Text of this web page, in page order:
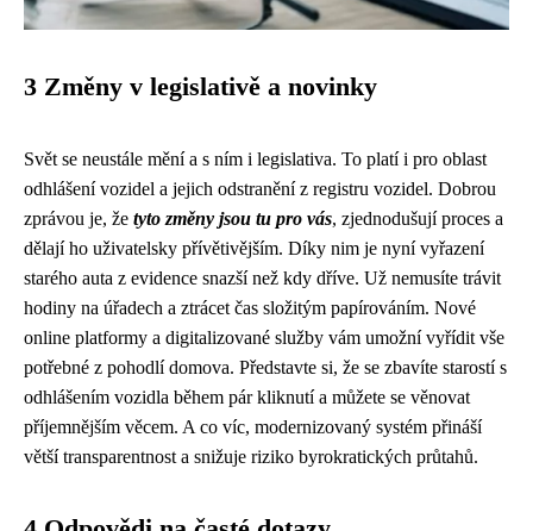
3 Změny v legislativě a novinky
Svět se neustále mění a s ním i legislativa. To platí i pro oblast
odhlášení vozidel a jejich odstranění z registru vozidel. Dobrou
zprávou je, že tyto změny jsou tu pro vás, zjednodušují proces a
dělají ho uživatelsky přívětivějším. Díky nim je nyní vyřazení
starého auta z evidence snazší než kdy dříve. Už nemusíte trávit
hodiny na úřadech a ztrácet čas složitým papírováním. Nové
online platformy a digitalizované služby vám umožní vyřídit vše
potřebné z pohodlí domova. Představte si, že se zbavíte starostí s
odhlášením vozidla během pár kliknutí a můžete se věnovat
příjemnějším věcem. A co víc, modernizovaný systém přináší
větší transparentnost a snižuje riziko byrokratických průtahů.